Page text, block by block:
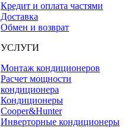
Кредит и оплата частями
Доставка
Обмен и возврат
УСЛУГИ
Монтаж кондиционеров
Расчет мощности
кондиционера
Кондиционеры
Cooper&Hunter
Инверторные кондиционеры